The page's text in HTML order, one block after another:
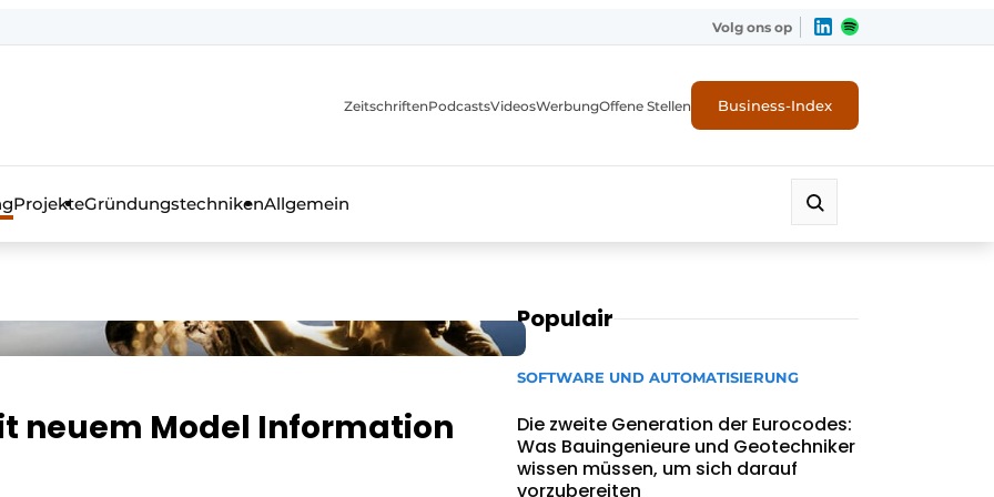
Fachmagazin für die Beton- und Stahlbauindustrie
Volg ons op
ZeitschriftenPodcastsVideosWerbungOffene Stellen Business-Index
ProjekteGründungstechnikenAllgemein
neuem Model Information
Populair
SOFTWARE UND AUTOMATISIERUNG
Die zweite Generation der Eurocodes:
Was Bauingenieure und Geotechniker
wissen müssen, um sich darauf
vorzubereiten